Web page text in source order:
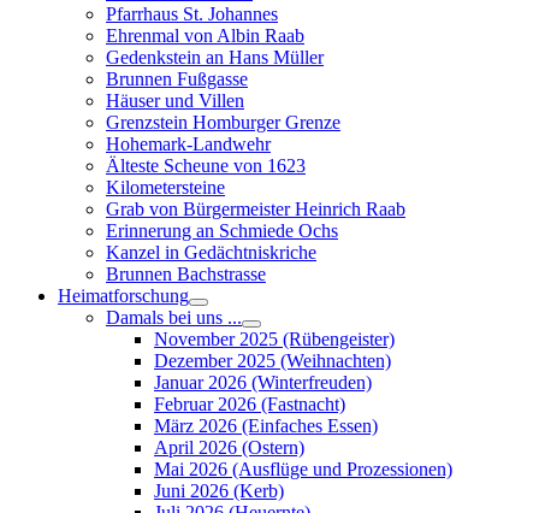
Pfarrhaus St. Johannes
Ehrenmal von Albin Raab
Gedenkstein an Hans Müller
Brunnen Fußgasse
Häuser und Villen
Grenzstein Homburger Grenze
Hohemark-Landwehr
Älteste Scheune von 1623
Kilometersteine
Grab von Bürgermeister Heinrich Raab
Erinnerung an Schmiede Ochs
Kanzel in Gedächtniskriche
Brunnen Bachstrasse
Heimatforschung
Damals bei uns ...
November 2025 (Rübengeister)
Dezember 2025 (Weihnachten)
Januar 2026 (Winterfreuden)
Februar 2026 (Fastnacht)
März 2026 (Einfaches Essen)
April 2026 (Ostern)
Mai 2026 (Ausflüge und Prozessionen)
Juni 2026 (Kerb)